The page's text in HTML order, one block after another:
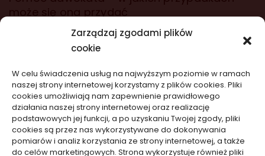
Zarządzaj zgodami plików
cookie
W celu świadczenia usług na najwyższym poziomie w ramach
naszej strony internetowej korzystamy z plików cookies. Pliki
cookies umożliwiają nam zapewnienie prawidłowego
działania naszej strony internetowej oraz realizację
podstawowych jej funkcji, a po uzyskaniu Twojej zgody, pliki
cookies są przez nas wykorzystywane do dokonywania
pomiarów i analiz korzystania ze strony internetowej, a także
do celów marketingowych. Strona wykorzystuje również pliki
Nowości na stronie
Telefon nie reaguje po upadku: ukryte
uszkodzenia